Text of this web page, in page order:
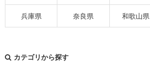
兵庫県 奈良県 和歌山県
カテゴリから探す